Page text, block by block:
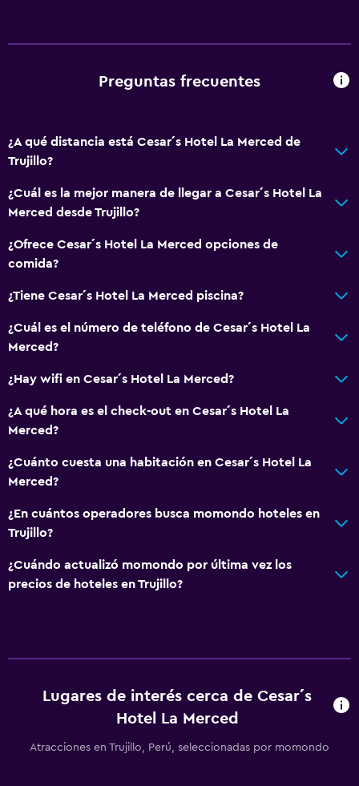
Preguntas frecuentes
¿A qué distancia está Cesar´s Hotel La Merced de
Trujillo?
¿Cuál es la mejor manera de llegar a Cesar´s Hotel La
Merced desde Trujillo?
¿Ofrece Cesar´s Hotel La Merced opciones de
comida?
¿Tiene Cesar´s Hotel La Merced piscina?
¿Cuál es el número de teléfono de Cesar´s Hotel La
Merced?
¿Hay wifi en Cesar´s Hotel La Merced?
¿A qué hora es el check-out en Cesar´s Hotel La
Merced?
¿Cuánto cuesta una habitación en Cesar´s Hotel La
Merced?
¿En cuántos operadores busca momondo hoteles en
Trujillo?
¿Cuándo actualizó momondo por última vez los
precios de hoteles en Trujillo?
Lugares de interés cerca de Cesar´s
Hotel La Merced
Atracciones en Trujillo, Perú, seleccionadas por momondo